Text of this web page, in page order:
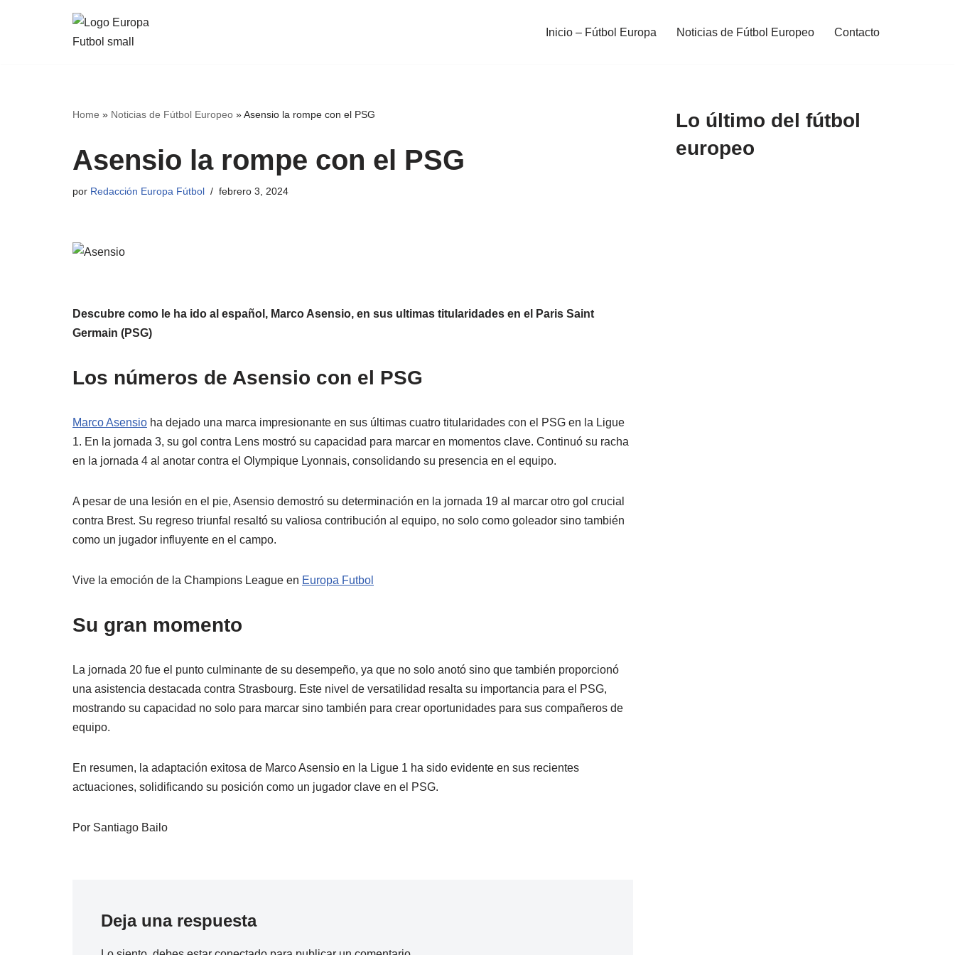
Inicio – Fútbol Europa Noticias de Fútbol Europeo Contacto
Home » Noticias de Fútbol Europeo »Asensio la rompe con el PSG
Asensio la rompe con el PSG
por Redacción Europa Fútbol febrero 3, 2024
Descubre como le ha ido al español, Marco Asensio, en sus ultimas titularidades en el Paris Saint
Germain (PSG)
Los números de Asensio con el PSG
Marco Asensio ha dejado una marca impresionante en sus últimas cuatro titularidades con el PSG en la Ligue
1. En la jornada 3, su gol contra Lens mostró su capacidad para marcar en momentos clave. Continuó su racha
en la jornada 4 al anotar contra el Olympique Lyonnais, consolidando su presencia en el equipo.
A pesar de una lesión en el pie, Asensio demostró su determinación en la jornada 19 al marcar otro gol crucial
contra Brest. Su regreso triunfal resaltó su valiosa contribución al equipo, no solo como goleador sino también
como un jugador influyente en el campo.
Vive la emoción de la Champions League en Europa Futbol
Su gran momento
La jornada 20 fue el punto culminante de su desempeño, ya que no solo anotó sino que también proporcionó
una asistencia destacada contra Strasbourg. Este nivel de versatilidad resalta su importancia para el PSG,
mostrando su capacidad no solo para marcar sino también para crear oportunidades para sus compañeros de
equipo.
En resumen, la adaptación exitosa de Marco Asensio en la Ligue 1 ha sido evidente en sus recientes
actuaciones, solidificando su posición como un jugador clave en el PSG.
Por Santiago Bailo
Deja una respuesta
Lo último del fútbol
europeo